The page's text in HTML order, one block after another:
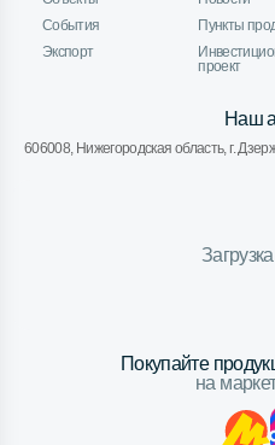
События
Пункты
Экспорт
проект
Наш
606008, Нижегородская область, г.
Покупайте
на